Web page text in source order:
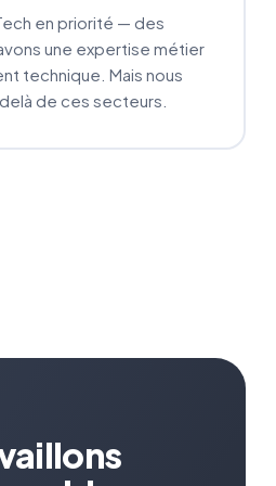
en priorité — des
une expertise métier
technique. Mais nous
de ces secteurs.